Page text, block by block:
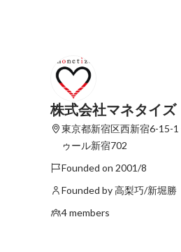
株式会社マネタイズ
東京都新宿区西新宿6-15-1
ゥール新宿702
Founded on 2001/8
Founded by 高梨巧/新堀勝
4 members